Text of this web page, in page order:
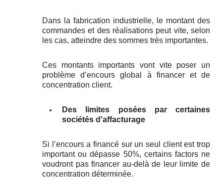
Dans la fabrication industrielle, le montant des
commandes et des réalisations peut vite, selon
les cas, atteindre des sommes très importantes.
Ces montants importants vont vite poser un
problème d’encours global à financer et de
concentration client.
Des limites posées par certaines
sociétés d'affacturage
Si l’encours a financé sur un seul client est trop
important ou dépasse 50%, certains factors ne
voudront pas financer au-delà de leur limite de
concentration déterminée.